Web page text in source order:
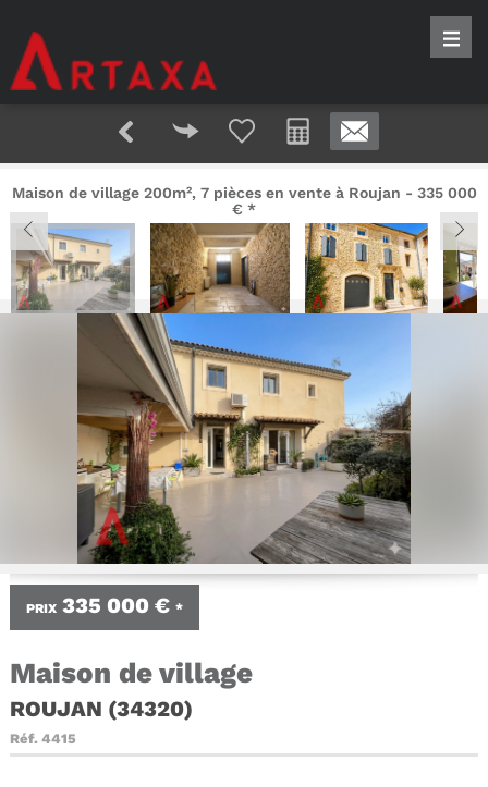
Maison de village200m², 7 pièces en vente à Roujan - 335 000
€ *
PRIX335 000 € *
Maison de village
ROUJAN (34320)
Réf. 4415